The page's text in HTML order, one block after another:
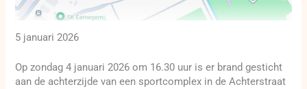
5 januari 2026
Op zondag 4 januari 2026 om 16.30 uur is er brand gesticht
aan de achterzijde van een sportcomplex in de Achterstraat